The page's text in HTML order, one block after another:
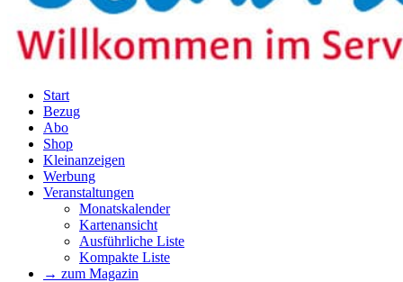
Start
Bezug
Abo
Shop
Kleinanzeigen
Werbung
Veranstaltungen
Monatskalender
Kartenansicht
Ausführliche Liste
Kompakte Liste
→ zum Magazin